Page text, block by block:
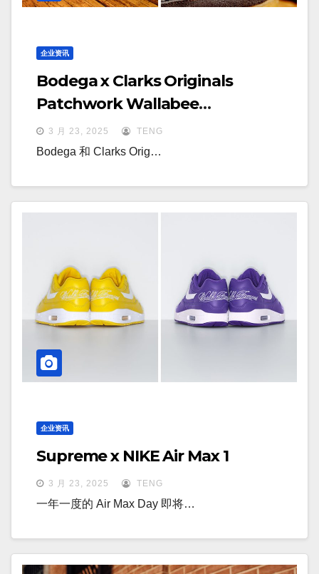
企业资讯
Bodega x Clarks Originals
Patchwork Wallabee
3.0“Northeast Corridor”
3 月 23, 2025 TENG
Bodega 和 Clarks Orig…
企业资讯
Supreme x NIKE Air Max 1
3 月 23, 2025 TENG
一年一度的 Air Max Day 即将…